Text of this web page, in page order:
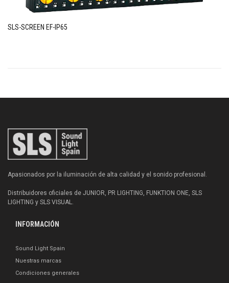
SLS-SCREEN EF-IP65
Apasionados por la iluminación de alta calidad y el sonido profesional.
Distribuidores oficiales de JUNIOR, PR LIGHTING, FUNKTION ONE, SLS
LIGHTING y SLS VISUAL.
INFORMACIÓN
Sound Light Spain
Nuestras marcas
Condiciones generales